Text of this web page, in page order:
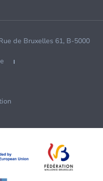
de Bruxelles 61, B-5000